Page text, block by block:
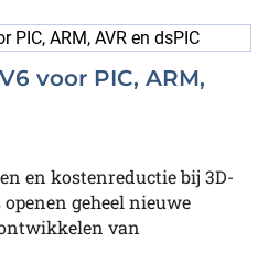
voor PIC, ARM,
en kostenreductie bij 3D-
geheel nieuwe
van